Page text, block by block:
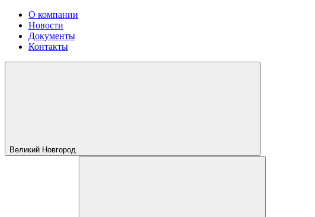
О компании
Новости
Документы
Контакты
Великий Новгород